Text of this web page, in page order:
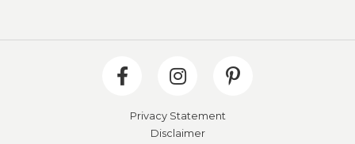
Privacy Statement
Disclaimer